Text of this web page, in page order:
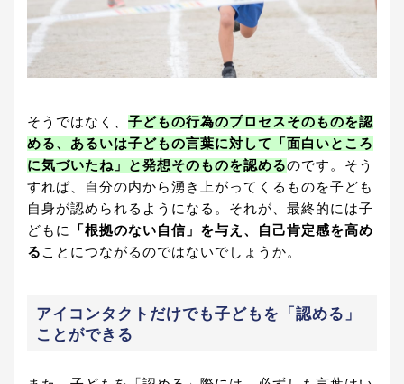
そうではなく、 子どもの行為のプロセスそのものを認
める、あるいは子どもの言葉に対して「面白いところ
に気づいたね」と発想そのものを認めるのです。そう
すれば、自分の内から湧き上がってくるものを子ども
自身が認められるようになる。それが、最終的には子
どもに
「根拠のない自信」を与え、自己肯定感を高め
る ことにつながるのではないでしょうか。
アイコンタクトだけでも子どもを「認める」
ことができる